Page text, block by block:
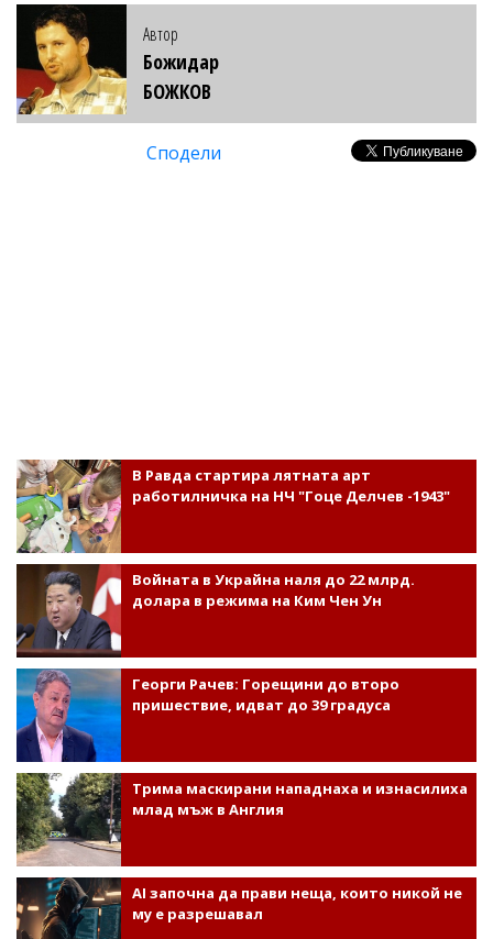
Автор
Божидар
БОЖКОВ
Сподели
В Равда стартира лятната арт
работилничка на НЧ "Гоце Делчев -1943"
Войната в Украйна наля до 22 млрд.
долара в режима на Ким Чен Ун
Георги Рачев: Горещини до второ
пришествие, идват до 39 градуса
Трима маскирани нападнаха и изнасилиха
млад мъж в Англия
AI започна да прави неща, които никой не
му е разрешавал